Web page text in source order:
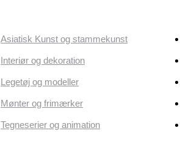
Asiatisk Kunst og stammekunst
Interiør og dekoration
Legetøj og modeller
Mønter og frimærker
Tegneserier og animation